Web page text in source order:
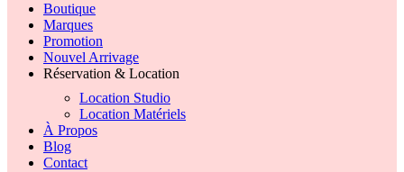
Boutique
Marques
Promotion
Nouvel Arrivage
Réservation & Location
Location Studio
Location Matériels
À Propos
Blog
Contact